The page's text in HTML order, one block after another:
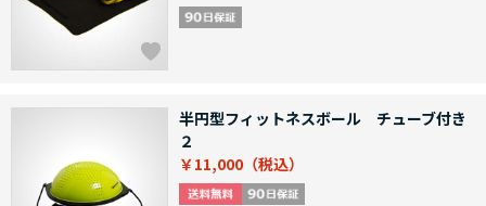
半円型フィットネスボール チューブ付き
２
￥11,000